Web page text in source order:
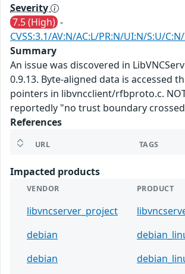
Severity
7.5 (High) -
CVSS:3.1/AV:N/AC:L/PR:N/UI:N/S:U/
Summary
An issue was discovered in
0.9.13. Byte-aligned data is accessed
pointers in libvncclient/rfbproto.c.
reportedly "no trust boundary
References
URL TAGS
Impacted products
VENDOR PRODUCT
libvncserver_project
debian
debian